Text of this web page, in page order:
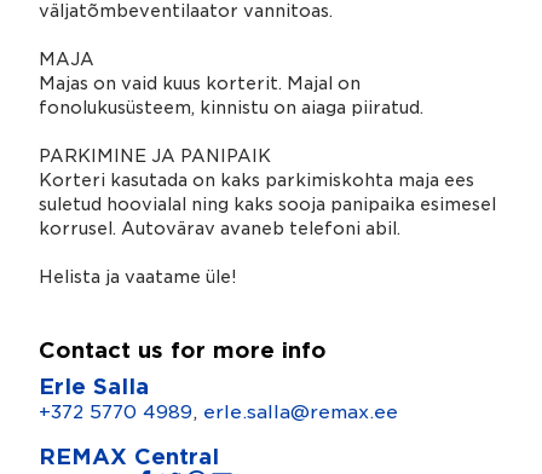
väljatõmbeventilaator vannitoas.
MAJA
Majas on vaid kuus korterit. Majal on
fonolukusüsteem, kinnistu on aiaga piiratud.
PARKIMINE JA PANIPAIK
Korteri kasutada on kaks parkimiskohta maja ees
suletud hoovialal ning kaks sooja panipaika esimesel
korrusel. Autovärav avaneb telefoni abil.
Helista ja vaatame üle!
Contact us for more info
Erle Salla
+372 5770 4989, erle.salla@remax.ee
REMAX Central